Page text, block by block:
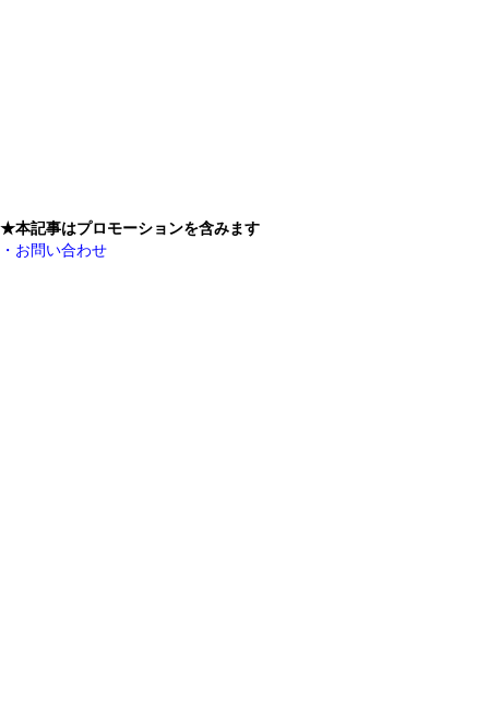
★本記事はプロモーションを含みます
・お問い合わせ